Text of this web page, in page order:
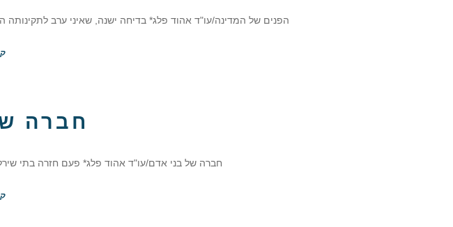
הפנים של המדינה/עו"ד אהוד פלג* בדיחה ישנה, שאיני ערב
חברה
חברה של בני אדם/עו"ד אהוד פלג* פעם חזרה בתי